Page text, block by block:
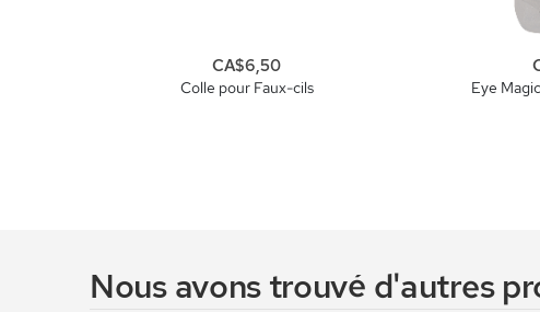
Colle pour Faux-cils
CA$6,50
Eye
Nous avons trouvé d'autres